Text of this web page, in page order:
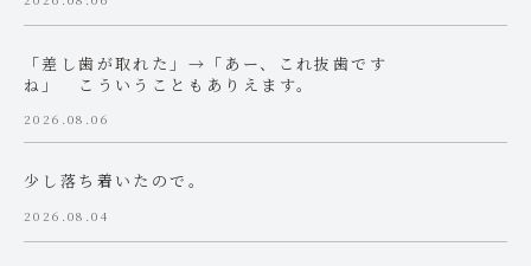
「差し歯が取れた」→「あー、これ抜歯です
ね」 こういうこともありえます。
2026.08.06
少し落ち着いたので。
2026.08.04